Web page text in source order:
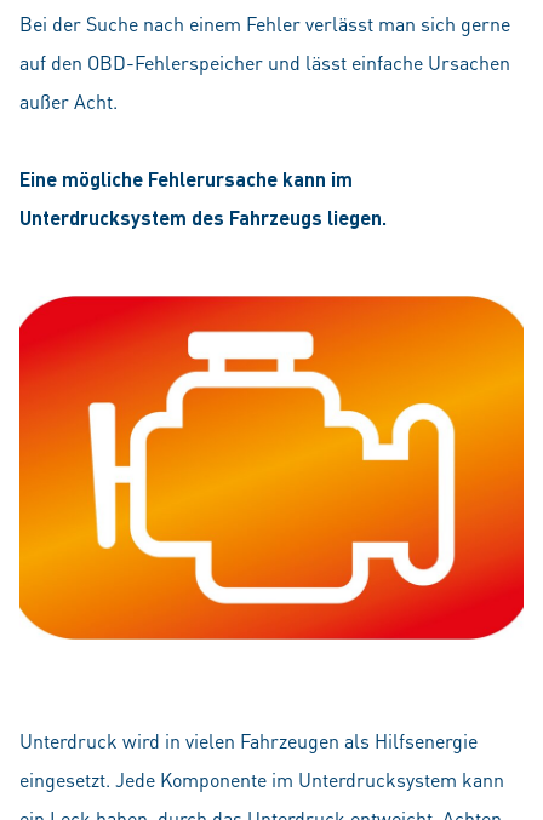
Bei der Suche nach einem Fehler verlässt man sich gerne
auf den OBD-Fehlerspeicher und lässt einfache Ursachen
außer Acht.
Eine mögliche Fehlerursache kann im
Unterdrucksystem des Fahrzeugs liegen.
Unterdruck wird in vielen Fahrzeugen als Hilfsenergie
eingesetzt. Jede Komponente im Unterdrucksystem kann